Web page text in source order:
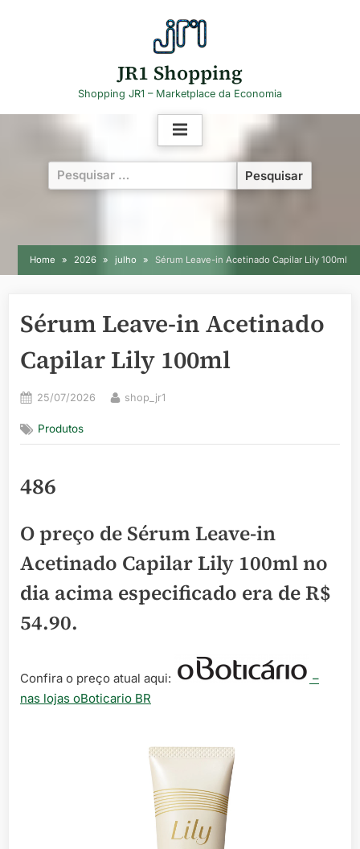
JR1 Shopping
Shopping JR1 – Marketplace da Economia
Pesquisar
por:
Home 2026 julho Sérum Leave-in Acetinado Capilar Lily 100ml
Sérum Leave-in Acetinado
Capilar Lily 100ml
Posted
25/07/2026 By
shop_jr1
Produtos
486
O preço de Sérum Leave-in
Acetinado Capilar Lily 100ml no
dia acima especificado era deR$
54.90.
Confira o preço atual aqui:
–
nas lojas oBoticario BR